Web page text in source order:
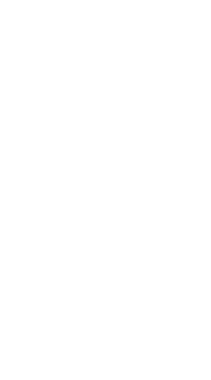
রহমানের,গ্যাস সঙ্কট